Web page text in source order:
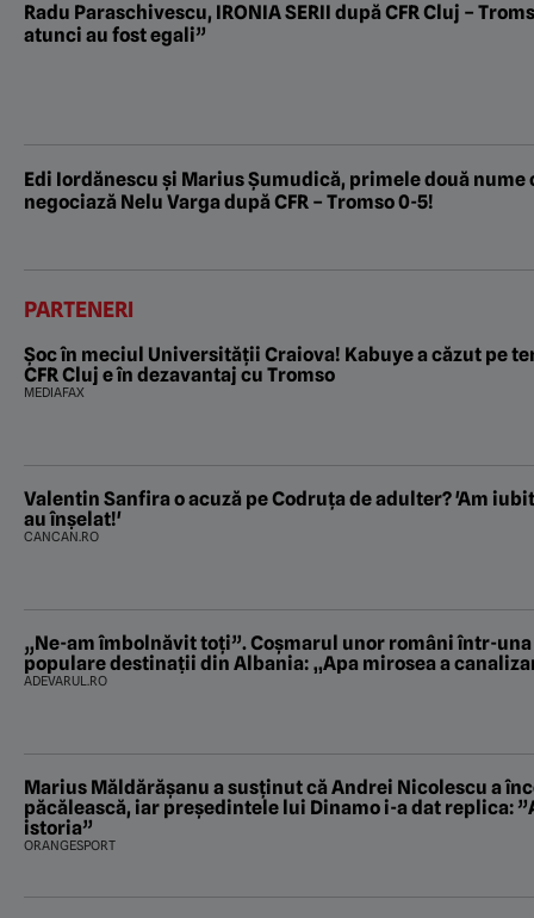
Radu Paraschivescu, IRONIA SERII după CFR Cluj –
atunci au fost egali”
Edi Iordănescu și Marius Șumudică, primele două nume
negociază Nelu Varga după CFR – Tromso 0-5!
PARTENERI
Șoc în meciul Universității Craiova! Kabuye a căzut pe
CFR Cluj e în dezavantaj cu Tromso
MEDIAFAX
Valentin Sanfira o acuză pe Codruța de adulter? 'Am
au înșelat!'
CANCAN.RO
„Ne-am îmbolnăvit toți”. Coșmarul unor români într-
populare destinații din Albania: „Apa mirosea a
ADEVARUL.RO
Marius Măldărăşanu a susţinut că Andrei Nicolescu a
păcălească, iar preşedintele lui Dinamo i-a dat replica:
istoria”
ORANGESPORT